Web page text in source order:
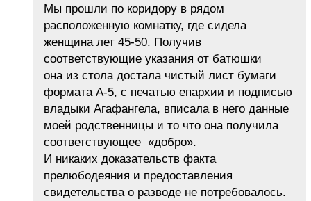
Мы прошли по коридору в рядом
расположенную комнатку, где сидела
женщина лет 45-50. Получив
соответствующие указания от батюшки
она из стола достала чистый лист бумаги
формата А-5, с печатью епархии и подписью
владыки Агафангела, вписала в него данные
моей родственницы и то что она получила
соответствующее «добро».
И никаких доказательств факта
прелюбодеяния и предоставления
свидетельства о разводе не потребовалось.